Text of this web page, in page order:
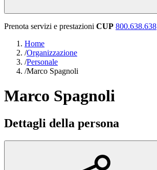
Prenota servizi e prestazioni CUP 800.638.638
Home
/Organizzazione
/Personale
/Marco Spagnoli
Marco Spagnoli
Dettagli della persona